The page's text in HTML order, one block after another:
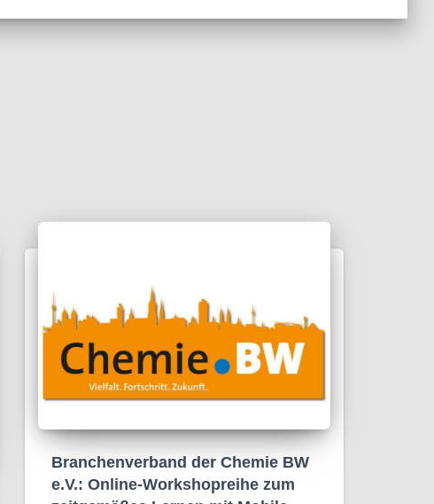
Branchenverband der Chemie BW
e.V.: Online-Workshopreihe zum